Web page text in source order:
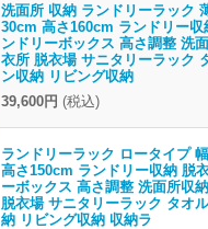
洗面所 収納 ランドリーラック
30cm 高さ160cm ランドリー収
ンドリーボックス 高さ調整 洗
衣所 脱衣場 サニタリーラック
ン収納 リビング収納
39,600円 (税込)
ランドリーラック ロータイプ
高さ150cm ランドリー収納 脱
ーボックス 高さ調整 洗面所収
脱衣場 サニタリーラック タオ
納 リビング収納 収納ラ